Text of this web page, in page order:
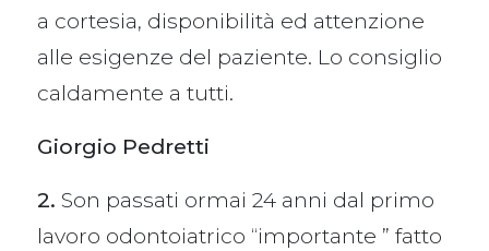
a cortesia, disponibilità ed attenzione
alle esigenze del paziente. Lo consiglio
caldamente a tutti.
Giorgio Pedretti
2. Son passati ormai 24 anni dal primo
lavoro odontoiatrico “importante ” fatto